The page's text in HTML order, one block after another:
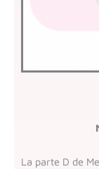
La parte D de